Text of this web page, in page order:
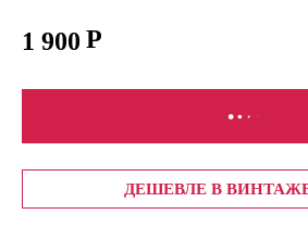
1 900
В КОРЗИНУ
ДЕШЕВЛЕ В